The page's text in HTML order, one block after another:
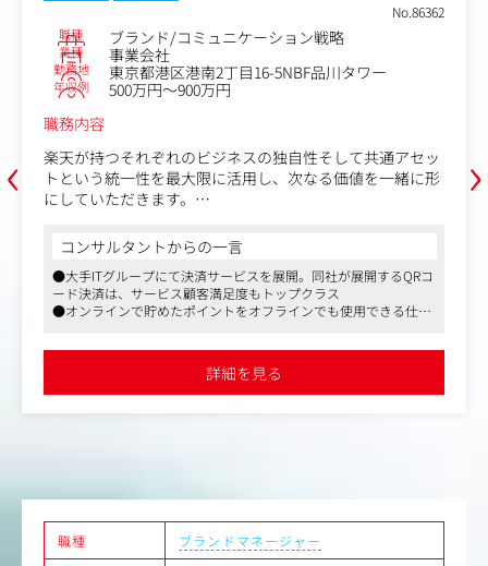
‹
No.86362
職種 ブランド/コミュニケーション戦略
業種 事業会社
勤務地 東京都港区港南2丁目16-5NBF品川タワー
年収例
500万円～900万円
職務内容
楽天が持つそれぞれのビジネスの独自性そして共通アセッ
トという統一性を最大限に活用し、次なる価値を一緒に形
にしていただきます。
【具体的な仕事内容】
・ブランド/コミュニケーション戦略に沿った具体施策の
企画立案～コミュニケーションコンセプト設計～コンテン
ツ制作までの一連の流れをリードしていただきます。
・リサーチ業務
コンサルタントからの一言
●大手ITグループにて決済サービスを展開。同社が展開するQRコ
ード決済は、サービス顧客満足度もトップクラス
●オンラインで貯めたポイントをオフラインでも使用できる仕組
詳細を見る
›
職種
ブランドマネージャー